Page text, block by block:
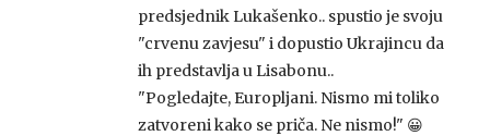
predsjednik Lukašenko.. spustio je svoju
"crvenu zavjesu" i dopustio Ukrajincu da
ih predstavlja u Lisabonu..
"Pogledajte, Europljani. Nismo mi toliko
zatvoreni kako se priča. Ne nismo!" 😀